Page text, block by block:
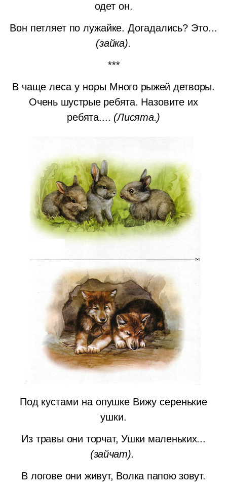
одет он.
Вон петляет по лужайке. Догадались? Это...
(зайка).
***
В чаще леса у норы Много рыжей детворы.
Очень шустрые ребята. Назовите их
ребята.... (Лисята.)
Под кустами на опушке Вижу серенькие
ушки.
Из травы они торчат,Ушки маленьких...
(зайчат).
В логове они живут, Волка папою зовут.